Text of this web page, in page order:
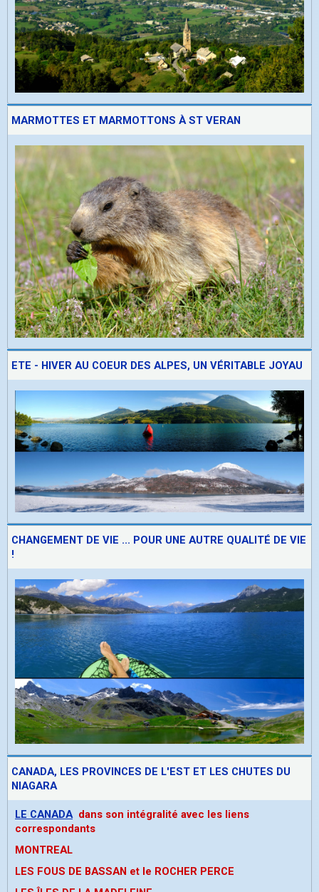
MARMOTTES ET MARMOTTONS À ST VERAN
ETE - HIVER AU COEUR DES ALPES, UN VÉRITABLE JOYAU
CHANGEMENT DE VIE ... POUR UNE AUTRE QUALITÉ DE VIE
!
CANADA, LES PROVINCES DE L'EST ET LES CHUTES DU
NIAGARA
LE CANADA dans son intégralité avec les liens
correspondants
MONTREAL
LES FOUS DE BASSAN et le ROCHER PERCE